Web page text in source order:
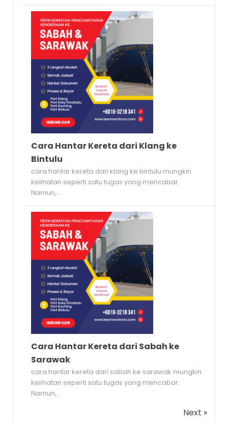
Cara Hantar Kereta dari Klang ke
Bintulu
cara hantar kereta dari klang ke bintulu mungkin
kelihatan seperti satu tugas yang mencabar.
Namun,...
Cara Hantar Kereta dari Sabah ke
Sarawak
cara hantar kereta dari sabah ke sarawak mungkin
kelihatan seperti satu tugas yang mencabar.
Namun,...
Next »